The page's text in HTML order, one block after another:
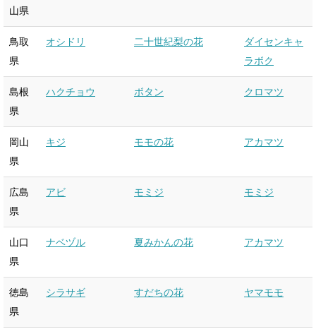
山県
鳥取
県
オシドリ 二十世紀梨の花
ダイセンキャ
ラボク
島根
県
ハクチョウ ボタン クロマツ
岡山
県
キジ モモの花 アカマツ
広島
県
アビ モミジ モミジ
山口
県
ナベヅル 夏みかんの花 アカマツ
徳島
県
シラサギ すだちの花 ヤマモモ